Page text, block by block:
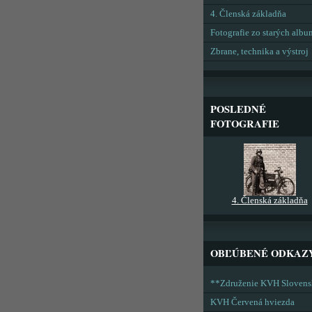
4. Členská základňa
Fotografie zo starých
Zbrane, technika a výstroj
POSLEDNÉ
FOTOGRAFIE
4. Členská základňa
OBĽÚBENÉ
**Združenie KVH
KVH Červená hviezda